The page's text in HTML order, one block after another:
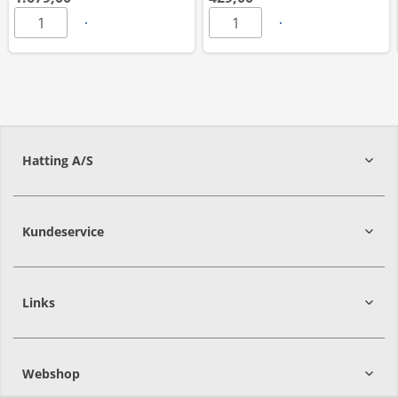
Hatting A/S
8700Horsens
Kundeservice
Links
Webshop